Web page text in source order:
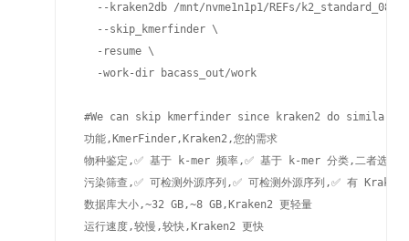
--kraken2db /mnt/nvme1n1p1/REFs/
   --skip_kmerfinder \
   -resume \
   -work-dir bacass_out/work
#We can skip kmerfinder since kraken2 do similar
功能,KmerFinder,Kraken2,您的需求
物种鉴定,✅ 基于 k-mer 频率,✅ 基于 k-mer 分类,二者选一
污染筛查,✅ 可检测外源序列,✅ 可检测外源序列,✅ 有
数据库大小,~32 GB,~8 GB,Kraken2 更轻量
运行速度,较慢,较快,Kraken2 更快